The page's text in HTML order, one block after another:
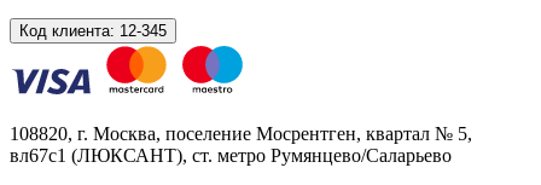
Код клиента: 12-345
108820, г. Москва, поселение Мосрентген, квартал № 5,
вл67с1 (ЛЮКСАНТ), ст. метро Румянцево/Саларьево